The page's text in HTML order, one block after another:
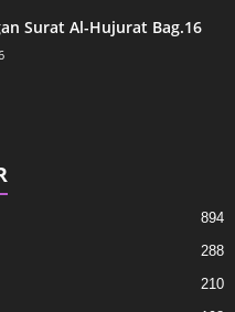
Surat Al-Hujurat Bag.16
894
288
210